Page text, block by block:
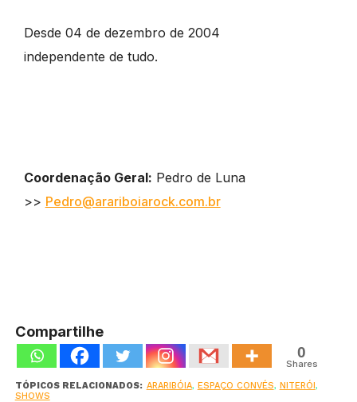
Desde 04 de dezembro de 2004
independente de tudo.
Coordenação Geral: Pedro de Luna
>> Pedro@arariboiarock.com.br
Compartilhe
0
Shares
TÓPICOS RELACIONADOS: ARARIBÓIA, ESPAÇO CONVÉS, NITERÓI,
SHOWS